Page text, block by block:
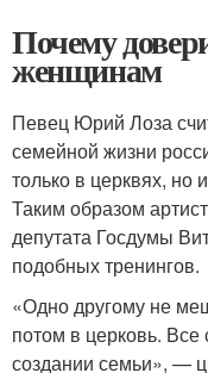
Почему
женщинам
Певец Юрий Лоза
семейной жизни
только в церквях, но
Таким образом
депутата Госдумы
подобных тренингов.
«Одно другому не
потом в церковь. Все
создании семьи», —